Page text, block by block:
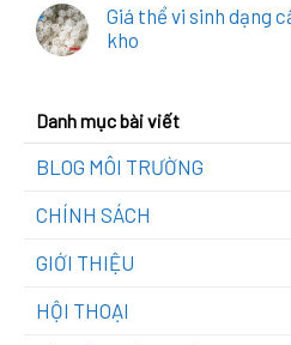
Giá thể vi sinh dạng
kho
Danh mục bài viết
BLOG MÔI TRƯỜNG
CHÍNH SÁCH
GIỚI THIỆU
HỘI THOẠI